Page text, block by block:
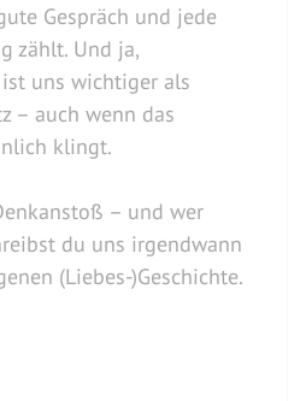
Gespräch und jede
zählt. Und ja,
uns wichtiger als
– auch wenn das
klingt.
– und wer
du uns irgendwann
(Liebes-)Geschichte.